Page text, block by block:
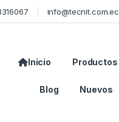
info@tecnit.com.ec
Inicio Productos
Blog Nuevos